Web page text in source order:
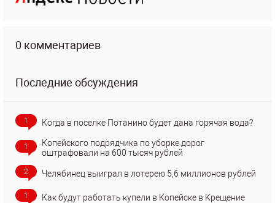
0 комментариев
Последние обсуждения
1 Когда в поселке Потанино будет дана горячая вода?
1
Копейского подрядчика по уборке дорог
оштрафовали на 600 тысяч рублей
2 Челябинец выиграл в лотерею 5,6 миллионов рублей
1 Как будут работать купели в Копейске в Крещение